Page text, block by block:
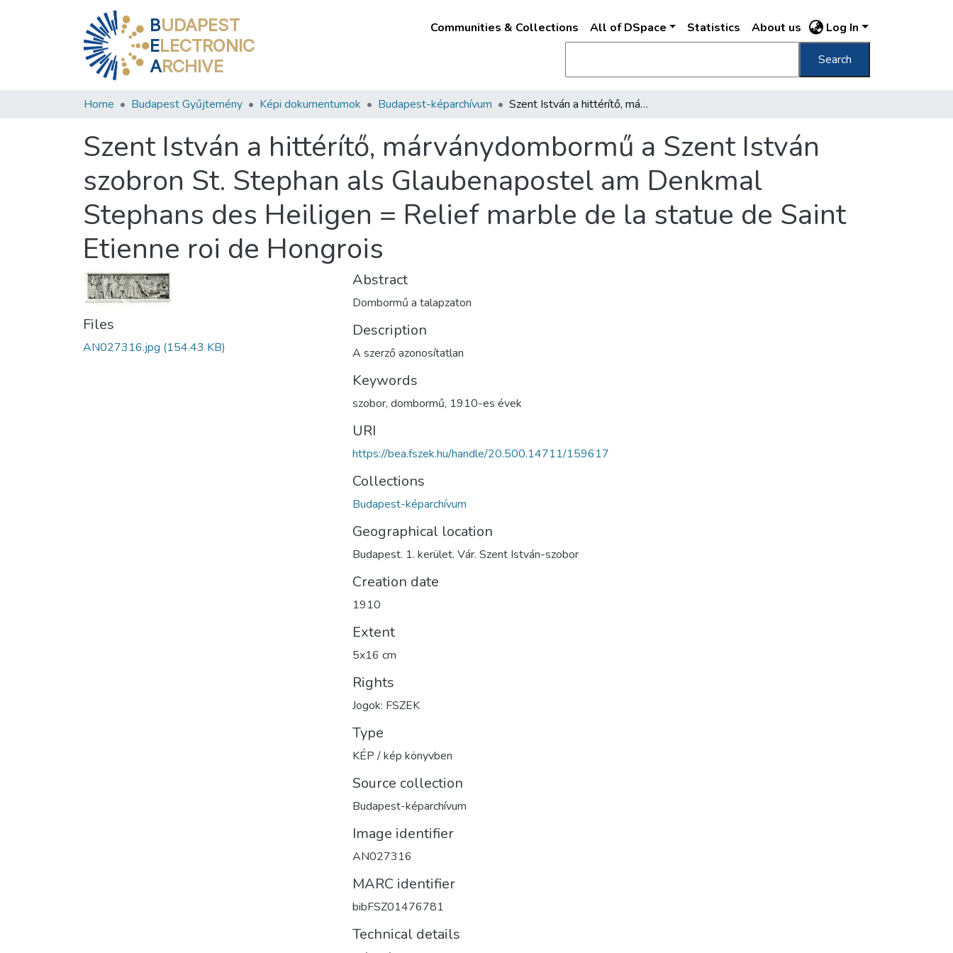
BUDAPEST
ELECTRONIC
ARCHIVE
Communities & Collections All of DSpace Statistics About us Log In
Search
Home Budapest Gyűjtemény Képi dokumentumok Budapest-képarchívum Szent István a hittérítő, márványdombormű a Szent István szobron St. Stephan als Glaubenapostel am Denkmal Stephans des Heiligen = Relief marble de la statue de Saint Etienne roi de Hongrois
Szent István a hittérítő, márványdombormű a Szent István
szobron St. Stephan als Glaubenapostel am Denkmal
Stephans des Heiligen = Relief marble de la statue de Saint
Etienne roi de Hongrois
Files
AN027316.jpg (154.43 KB)
Abstract
Dombormű a talapzaton
Description
A szerző azonosítatlan
Keywords
szobor, dombormű, 1910-es évek
URI
https://bea.fszek.hu/handle/20.500.14711/159617
Collections
Budapest-képarchívum
Geographical location
Budapest. 1. kerület. Vár. Szent István-szobor
Creation date
1910
Extent
5x16 cm
Rights
Jogok: FSZEK
Type
KÉP / kép könyvben
Source collection
Budapest-képarchívum
Image identifier
AN027316
MARC identifier
bibFSZ01476781
Technical details